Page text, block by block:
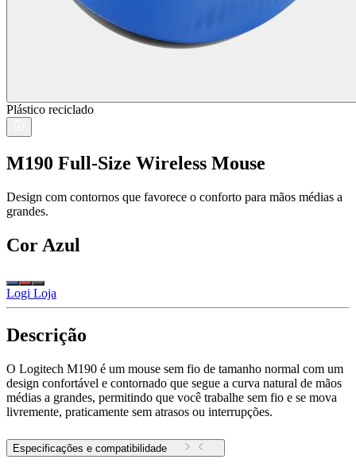
Plástico reciclado
M190 Full-Size Wireless Mouse
Design com contornos que favorece o conforto para mãos médias a
grandes.
CorAzul
Logi Loja
Descrição
O Logitech M190 é um mouse sem fio de tamanho normal com um
design confortável e contornado que segue a curva natural de mãos
médias a grandes, permitindo que você trabalhe sem fio e se mova
livremente, praticamente sem atrasos ou interrupções.
Especificações e compatibilidade